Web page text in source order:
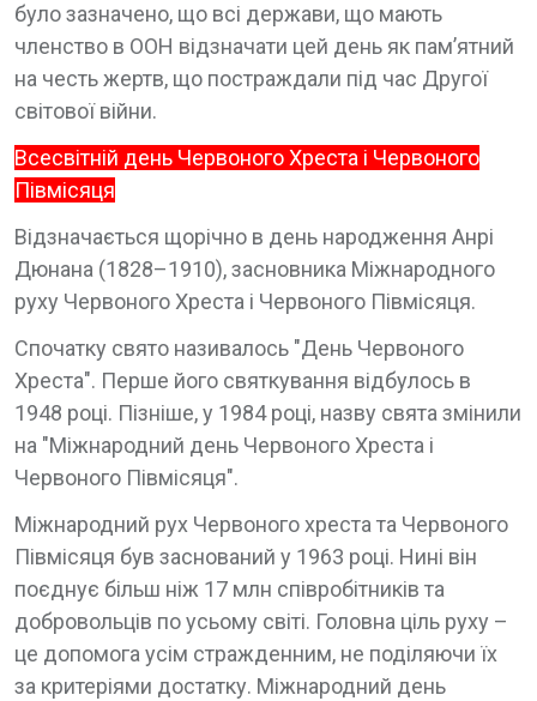
було зазначено, що всі держави, що мають
членство в ООН відзначати цей день як пам’ятний
на честь жертв, що постраждали під час Другої
світової війни.
Всесвітній день Червоного Хреста і Червоного
Півмісяця
Відзначається щорічно в день народження Анрі
Дюнана (1828–1910), засновника Міжнародного
руху Червоного Хреста і Червоного Півмісяця.
Спочатку свято називалось "День Червоного
Хреста". Перше його святкування відбулось в
1948 році. Пізніше, у 1984 році, назву свята змінили
на "Міжнародний день Червоного Хреста і
Червоного Півмісяця".
Міжнародний рух Червоного хреста та Червоного
Півмісяця був заснований у 1963 році. Нині він
поєднує більш ніж 17 млн співробітників та
добровольців по усьому світі. Головна ціль руху –
це допомога усім стражденним, не поділяючи їх
за критеріями достатку. Міжнародний день